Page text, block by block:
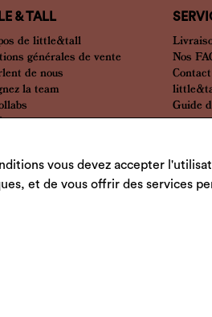
& TALL
de little&tall
générales de vente
de nous
la team
ans
Nos
Guide
vous devez accepter
et de vous offrir des services